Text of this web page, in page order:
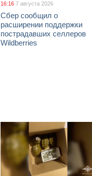
16:16 7 августа 2026
Сбер сообщил о
расширении поддержки
пострадавших селлеров
Wildberries